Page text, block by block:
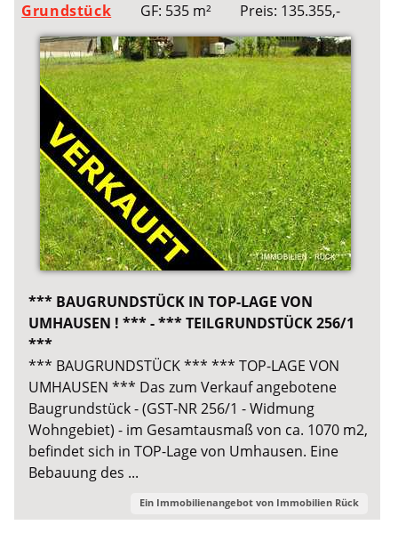
Grundstück
GF: 535 m² Preis: 135.355,-
*** BAUGRUNDSTÜCK IN TOP-LAGE VON
UMHAUSEN ! *** - *** TEILGRUNDSTÜCK 256/1
***
*** BAUGRUNDSTÜCK *** *** TOP-LAGE VON
UMHAUSEN *** Das zum Verkauf angebotene
Baugrundstück - (GST-NR 256/1 - Widmung
Wohngebiet) - im Gesamtausmaß von ca. 1070 m2,
befindet sich in TOP-Lage von Umhausen. Eine
Bebauung des ...
Ein Immobilienangebot von Immobilien Rück